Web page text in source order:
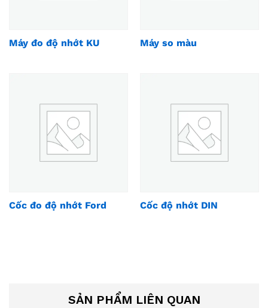
Máy đo độ nhớt KU Máy so màu
Cốc đo độ nhớt Ford Cốc độ nhớt DIN
SẢN PHẨM LIÊN QUAN